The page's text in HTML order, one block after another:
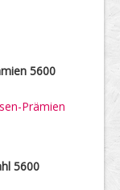
5600
Prämien
5600